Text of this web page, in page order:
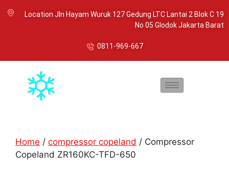
Location Jln Hayam Wuruk 127 Gedung LTC Lantai 2 Blok C 19
No 05 Glodok Jakarta Barat
0811-969-667
Home / compressor copeland / Compressor
Copeland ZR160KC-TFD-650